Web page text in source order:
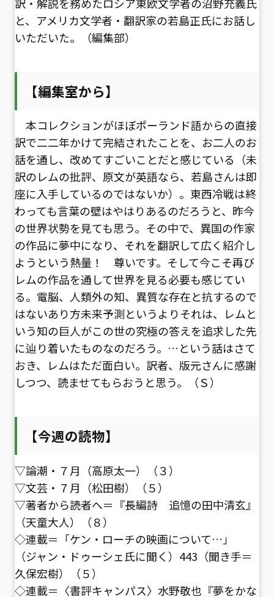
と、アメリカ文学者・翻訳家の若島正氏にお話し
いただいた。（編集部）
【編集室から】
本コレクションがほぼポーランド語からの直接
訳で二二年かけて完結されたことを、お二人のお
話を通し、改めてすごいことだと感じている（未
訳のレムの批評、原文が英語なら、若島さんは即
座に入手しているのではないか）。東西冷戦は終
わっても言葉の壁はやはりあるのだろうと、昨今
の世界状勢を見ても思う。その中で、異国の作家
の作品に夢中になり、それを翻訳して広く紹介し
ようという熱量！ 尊いです。そして今こそ再び
レムの作品を通して世界を見る必要も感じてい
る。電脳、人類外の知、異質な存在と抗するので
はないあり方――未来予測というよりそれは、レムと
いう知の巨人がこの世の究極の答えを追求した先
に辿り着いたものなのだろう。…という話はさて
おき、レムはただ面白い。訳者、版元さんに感謝
しつつ、読ませてもらおうと思う。（Ｓ）
【今週の読物】
▽論潮・７月（高原太一）（３）
▽文芸・７月（松田樹）（５）
▽著者から読者へ＝『長編詩 追憶の田中清玄』
（天童大人）（８）
◇連載＝「ケン・ローチの映画について…」
（ジャン・ドゥーシェ氏に聞く）443（聞き手＝
久保宏樹）（５）
◇連載＝〈書評キャンパス〉水野敬也『夢をかな